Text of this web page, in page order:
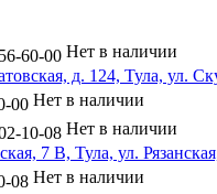
60-00 Нет в наличии
д. 124, Тула, ул.
00 Нет в наличии
10-08 Нет в наличии
7 В, Тула, ул.
08 Нет в наличии